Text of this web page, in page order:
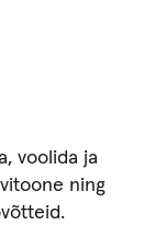
voolida ja
ning